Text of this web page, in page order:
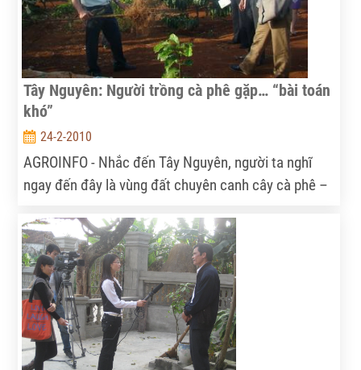
Tây Nguyên: Người trồng cà phê gặp… “bài toán
khó”
24-2-2010
AGROINFO - Nhắc đến Tây Nguyên, người ta nghĩ
ngay đến đây là vùng đất chuyên canh cây cà phê –
tế từ việc chuyên canh cây cà phê trên vùng đất đỏ
ba dan này trong những năm trước, đã rõ.